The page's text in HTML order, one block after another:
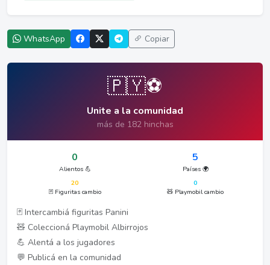
WhatsApp Copiar
🇵🇾⚽
Unite a la comunidad
más de 182 hinchas
0
Alientos 💪
5
Países 🌍
20
🃏 Figuritas cambio
0
🧸 Playmobil cambio
🃏 Intercambiá figuritas Panini
🧸 Coleccioná Playmobil Albirrojos
💪 Alentá a los jugadores
💬 Publicá en la comunidad